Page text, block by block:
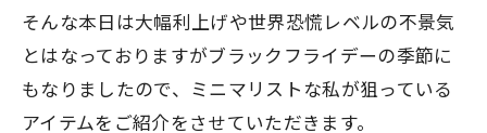
そんな本日は大幅利上げや世界恐慌レベルの不景気
とはなっておりますがブラックフライデーの季節に
もなりましたので、ミニマリストな私が狙っている
アイテムをご紹介をさせていただきます。